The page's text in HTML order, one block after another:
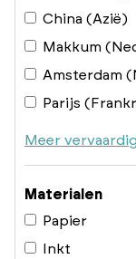
China (Azië)
Makkum
Amsterdam
Parijs
Meer
Materialen
Papier
Inkt